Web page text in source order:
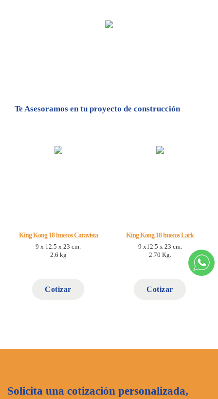
Te Asesoramos entu proyecto de construcción
King Kong 18 huecos Caravista
9 x 12.5 x 23 cm.
2.6 kg
Cotizar
King Kong 18 huecos Lark
9 x12.5 x 23 cm.
2.70 Kg.
Cotizar
Solicita una cotización personalizada,